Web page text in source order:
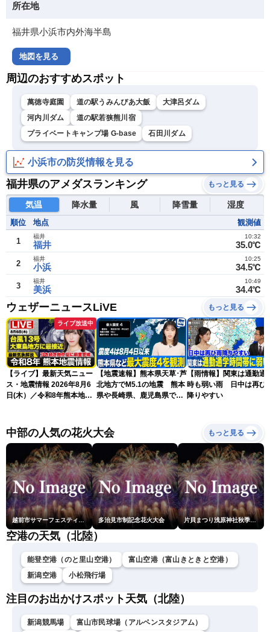
所在地
福井県小浜市内外海半島
地図を見る
周辺のおすすめスポット
萬徳寺庭園 道の駅うみんぴあ大飯
大津呂ダム
河内川ダム
道の駅若狭熊川宿
プライベートキャンプ場 G-base
石田川ダム
小浜市の防災情報を見る
福井県のアメダスランキング もっと見る
気温 降水量 風 降雪量 湿度
順位 地点 観測値
1 福井
福井
35.0℃
10:32
2 小浜
福井
34.5℃
10:25
3 美浜
福井
34.4℃
10:49
ウェザーニュースLiVE もっと見る
ライブ放送中
【ライブ】最新天気ニュー
ス・地震情報 2026年8月6
日(木）／令和8年熊本地震
戒 〈ウェザーニュースLiVE
コーヒータイム・魚住茉由
／山口剛央〉
【地震速報】熊本県天草･芦
北地方でM5.1の地震 熊本
県や長崎県、鹿児島県で震
【雨情報】関東は通勤通
時も弱い雨 日中は再び
降りやすい
中部の人気の花火大会 もっと見る
越前市サマーフェスティバル花火大会 多治見市制記念花火大会 片貝まつり浅原神社秋季例大祭奉納大煙火
空港の天気（北陸）
能登空港（のと里山空港）
富山空港（富山きときと空港）
新潟空港
小松飛行場
注目のお出かけスポット天気（北陸）
新潟競馬場 富山市民球場（アルペンスタジアム）